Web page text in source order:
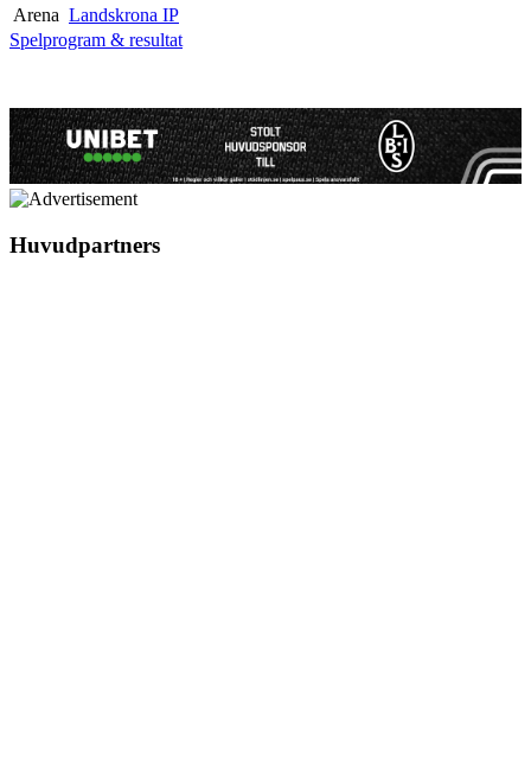
Arena Landskrona IP
Spelprogram & resultat
Huvudpartners